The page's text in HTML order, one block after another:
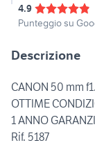
4.9
Punteggio su
Descrizione
CANON 50 mm
OTTIME
1 ANNO
Rif. 5187